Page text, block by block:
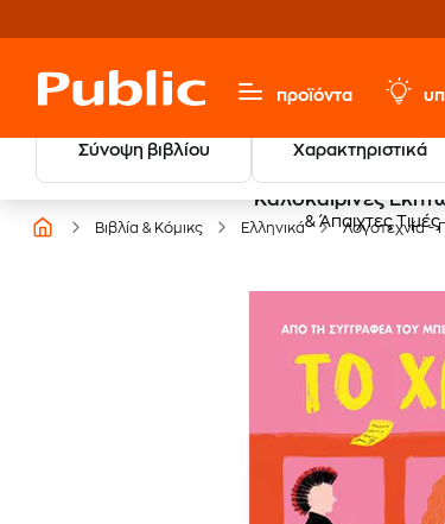
προϊόντα
Σύνοψη βιβλίου Χαρακτηριστικά
Καλοκαιρινές
& Άπαιχτες Τιμές
Βιβλία & Κόμικς Ελληνικά Λογοτεχνία -